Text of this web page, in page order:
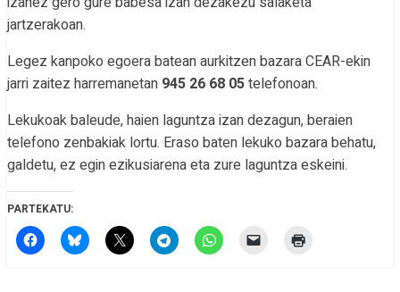
jartzerakoan.
Legez kanpoko egoera batean aurkitzen bazara CEAR-ekin
jarri zaitez harremanetan 945 26 68 05telefonoan.
Lekukoak baleude, haien laguntza izan dezagun, beraien
telefono zenbakiak lortu. Eraso baten lekuko bazara behatu,
galdetu, ez egin ezikusiarena eta zure laguntza eskeini.
PARTEKATU: